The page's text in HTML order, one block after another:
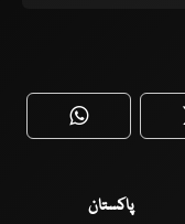
WhatsApp
پاکستان